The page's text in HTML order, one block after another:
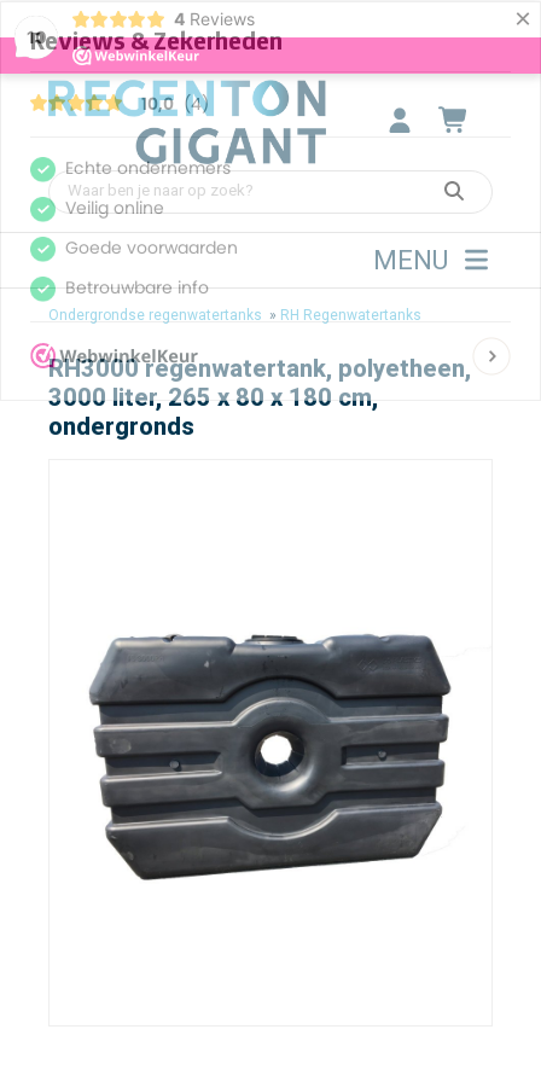
10
4 Reviews ×
MENU
Ondergrondse regenwatertanks » RH Regenwatertanks
RH3000 regenwatertank, polyetheen,
3000 liter, 265 x 80 x 180 cm,
ondergronds